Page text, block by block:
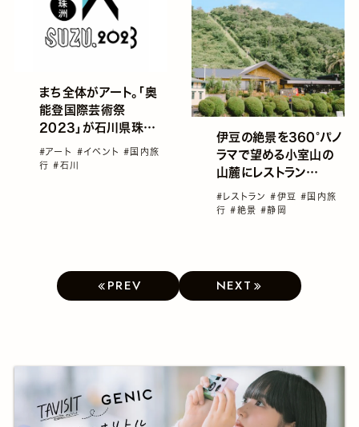
まち全体がアート。「奥
能登国際芸術祭
2023」が石川県珠洲
市にて開催
#アート #イベント#国内旅
行#石川
伊豆の絶景を360°パノ
ラマで望める小室山の
山麓にレストラン
「Kitchen●218」がオ
ープン
#レストラン#伊豆#国内旅
行#絶景#静岡